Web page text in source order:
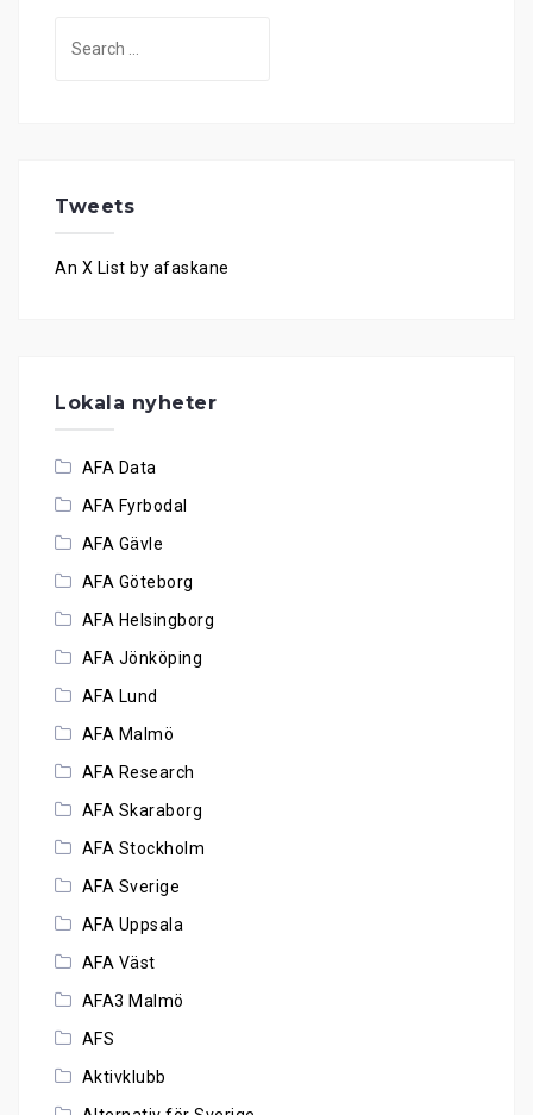
Tweets
An X List by afaskane
Lokala nyheter
AFA Data
AFA Fyrbodal
AFA Gävle
AFA Göteborg
AFA Helsingborg
AFA Jönköping
AFA Lund
AFA Malmö
AFA Research
AFA Skaraborg
AFA Stockholm
AFA Sverige
AFA Uppsala
AFA Väst
AFA3 Malmö
AFS
Aktivklubb